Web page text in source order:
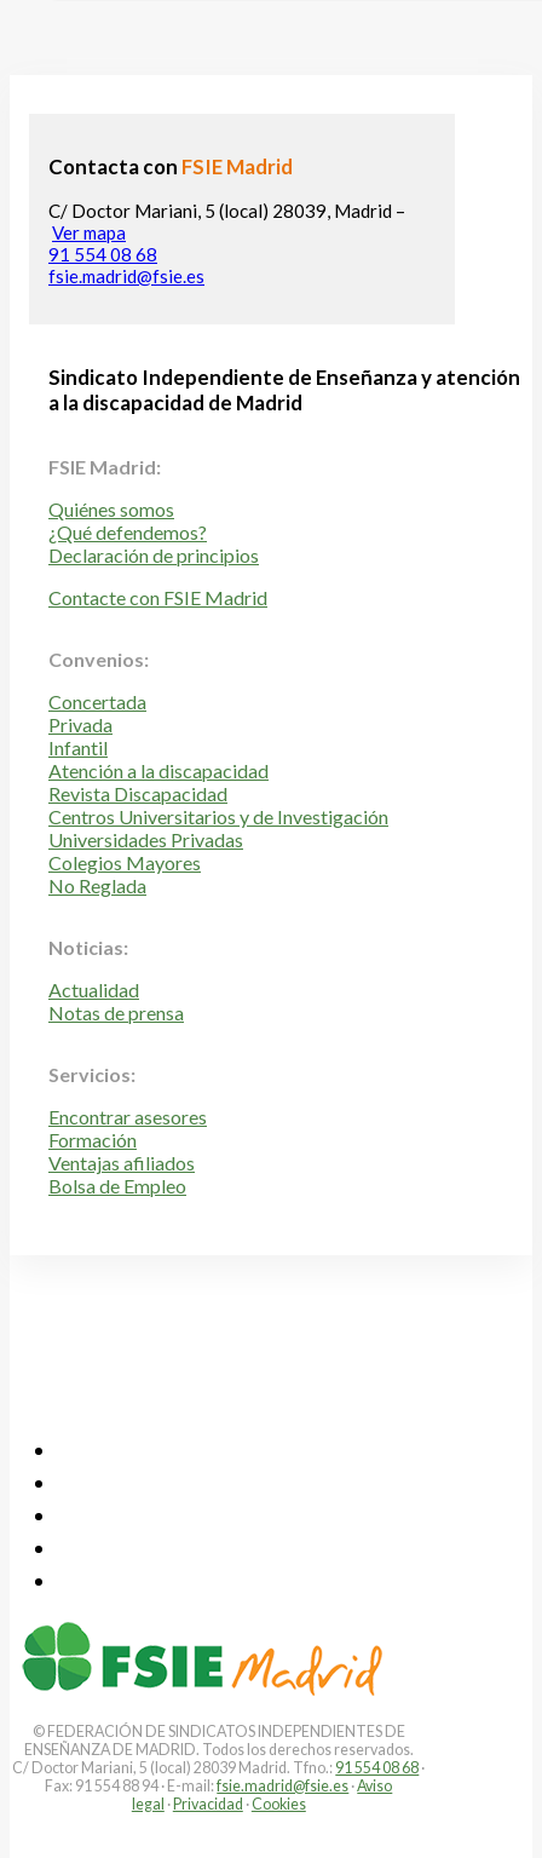
Contacta con FSIE Madrid
C/ Doctor Mariani, 5 (local) 28039, Madrid –
Ver mapa
91 554 08 68
fsie.madrid@fsie.es
Sindicato Independiente de Enseñanza y atención
a la discapacidad de Madrid
FSIE Madrid:
Quiénes somos
¿Qué defendemos?
Declaración de principios
Contacte con FSIE Madrid
Convenios:
Concertada
Privada
Infantil
Atención a la discapacidad
Revista Discapacidad
Centros Universitarios y de Investigación
Universidades Privadas
Colegios Mayores
No Reglada
Noticias:
Actualidad
Notas de prensa
Servicios:
Encontrar asesores
Formación
Ventajas afiliados
Bolsa de Empleo
© FEDERACIÓN DE SINDICATOS INDEPENDIENTES DE
ENSEÑANZA DE MADRID. Todos los derechos reservados.
C/ Doctor Mariani, 5 (local) 28039 Madrid. Tfno.: 91 554 08 68 ·
Fax: 91 554 88 94 · E-mail:fsie.madrid@fsie.es ·Aviso
legal ·Privacidad · Cookies